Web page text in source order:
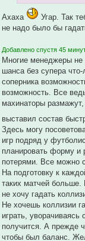
Ахаха
Угар. Так
не надо было бы
Добавлено спустя 45
Многие менеджеры не
шанса без супера
соперника
возможность. Все
махинаторы
выставил состав
Здесь могу
игр подряд у
планировать форму и
потерями. Все можно
На подготовку к
таких матчей больше.
не хочу гадать
Не хочешь коллизии
играть,
получится. А прежде
чтобы был баланс.